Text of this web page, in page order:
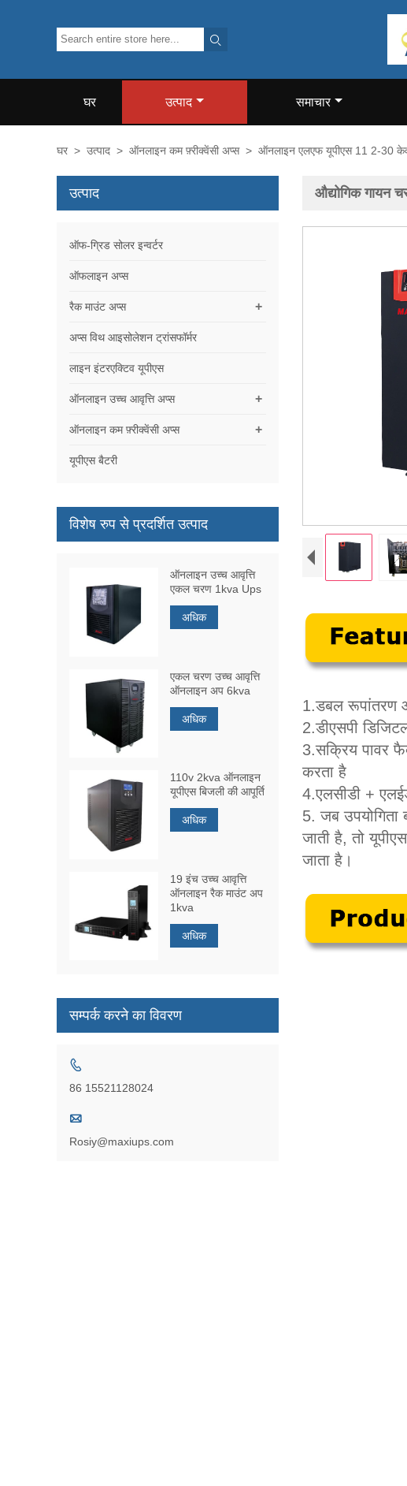

घर उत्पाद समाचार
घर > उत्पाद > ऑनलाइन कम फ़्रीक्वेंसी अप्स > ऑनलाइन एलएफ यूपीएस 11 2-30
औद्योगिक गायन
1.डबल रूपांतरण
2.डीएसपी
3.सक्रिय पावर
करता है
4.एलसीडी +
5. जब उपयोगिता
जाती है, तो
जाता है।
उत्पाद
ऑफ-ग्रिड सोलर इन्वर्टर
ऑफलाइन अप्स
+
रैक माउंट अप्स
अप्स विथ आइसोलेशन ट्रांसफॉर्मर
लाइन इंटरएक्टिव यूपीएस
+
ऑनलाइन उच्च आवृत्ति अप्स
+
ऑनलाइन कम फ़्रीक्वेंसी अप्स
यूपीएस बैटरी
विशेष रुप से प्रदर्शित उत्पाद
ऑनलाइन उच्च आवृत्ति
एकल चरण 1kva Ups
अधिक
एकल चरण उच्च आवृत्ति
ऑनलाइन अप 6kva
अधिक
110v 2kva ऑनलाइन
यूपीएस बिजली की आपूर्ति
अधिक
19 इंच उच्च आवृत्ति
ऑनलाइन रैक माउंट अप
1kva
अधिक
सम्पर्क करने का विवरण

86 15521128024

Rosiy@maxiups.com